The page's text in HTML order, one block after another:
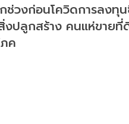
ช่วงก่อนโควิดการลงทุ
ปลูกสร้าง คนแห่ขายที่
ค